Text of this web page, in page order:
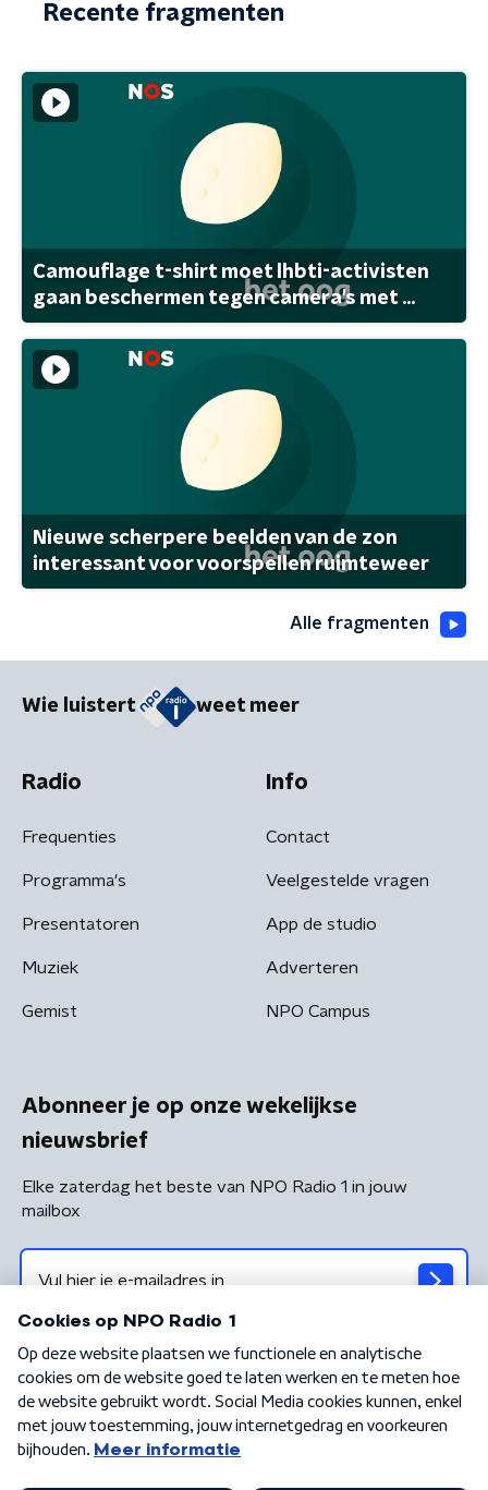
Recente fragmenten
Camouflage t-shirt moet lhbti-activisten
gaan beschermen tegen camera's met ...
Nieuwe scherpere beelden van de zon
interessant voor voorspellen ruimteweer
Alle fragmenten
Wie luistert weet meer
Radio
Frequenties
Programma's
Presentatoren
Muziek
Gemist
Info
Contact
Veelgestelde vragen
App de studio
Adverteren
NPO Campus
Abonneer je op onze wekelijkse
nieuwsbrief
Elke zaterdag het beste van NPO Radio 1 in jouw
mailbox
Algemene voorwaarden